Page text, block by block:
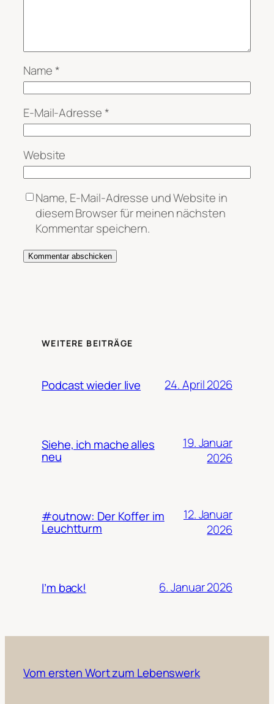
Name*
E-Mail-Adresse*
Website
Name, E-Mail-Adresse und Website in
diesem Browser für meinen nächsten
Kommentar speichern.
WEITERE BEITRÄGE
Podcast wieder live 24. April 2026
Siehe, ich mache alles
neu
19. Januar
2026
#outnow: Der Koffer im
Leuchtturm
12. Januar
2026
I’m back! 6. Januar 2026
Vom ersten Wort zum Lebenswerk